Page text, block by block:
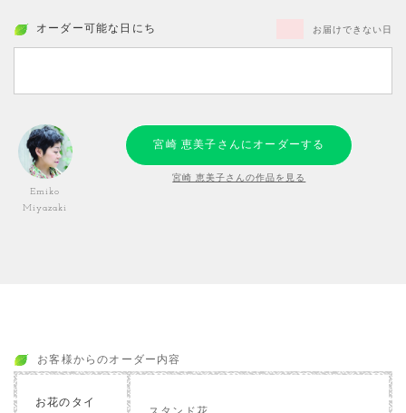
オーダー可能な日にち お届けできない日
Emiko
Miyazaki
宮崎 恵美子さんにオーダーする
宮崎 恵美子さんの作品を見る
お客様からのオーダー内容
お花のタイ